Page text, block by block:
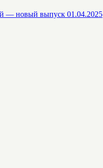
— новый выпуск 01.04.2025